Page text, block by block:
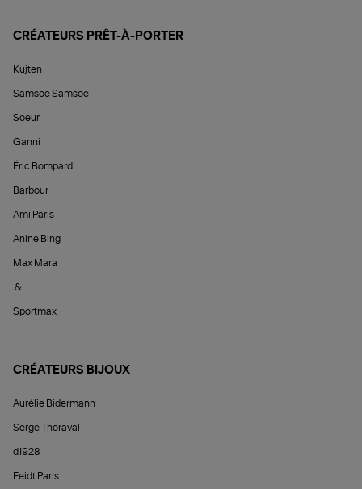
CRÉATEURS PRÊT-À-PORTER
Kujten
Samsoe Samsoe
Soeur
Ganni
Éric Bompard
Barbour
Ami Paris
Anine Bing
Max Mara
&
Sportmax
CRÉATEURS BIJOUX
Aurélie Bidermann
Serge Thoraval
d1928
Feidt Paris